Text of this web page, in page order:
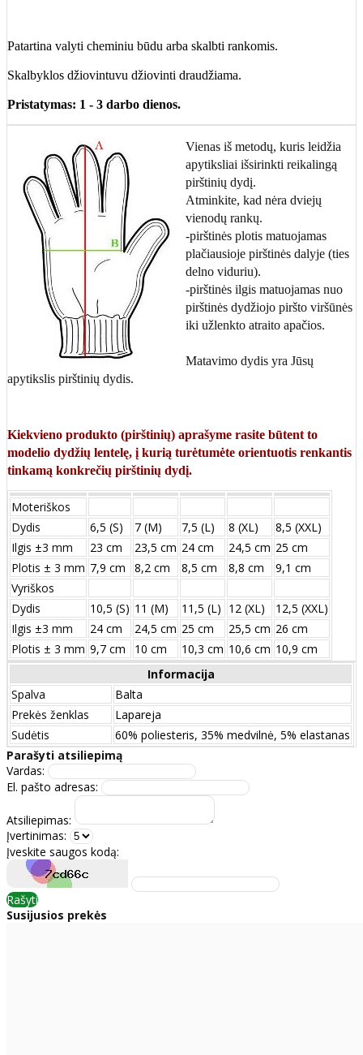
Patartina valyti cheminiu būdu arba skalbti rankomis.
Skalbyklos džiovintuvu džiovinti draudžiama.
Pristatymas: 1 - 3 darbo dienos.
Vienas iš metodų, kuris leidžia
apytiksliai išsirinkti reikalingą
pirštinių dydį.
Atminkite, kad nėra dviejų
vienodų rankų.
-pirštinės plotis matuojamas
plačiausioje pirštinės dalyje (ties
delno viduriu).
-pirštinės ilgis matuojamas nuo
pirštinės dydžiojo piršto viršūnės
iki užlenkto atraito apačios.
Matavimo dydis yra Jūsų
apytikslis pirštinių dydis.
Kiekvieno produkto (pirštinių) aprašyme rasite būtent to
modelio dydžių lentelę, į kurią turėtumėte orientuotis renkantis
tinkamą konkrečių pirštinių dydį.
Moteriškos
Dydis
6,5 (S) 7 (M) 7,5 (L) 8 (XL)
8,5 (XXL)
Ilgis ±3 mm
23 cm 23,5 cm 24 cm 24,5 cm 25 cm
Plotis ± 3 mm 7,9 cm 8,2 cm 8,5 cm 8,8 cm
9,1 cm
Vyriškos
Dydis
10,5 (S) 11 (M) 11,5 (L) 12 (XL)
12,5 (XXL)
Ilgis ±3 mm
24 сm 24,5 сm 25 сm 25,5 сm 26 сm
Plotis ± 3 mm 9,7 сm 10 сm 10,3 сm 10,6 сm 10,9 сm
Informacija
Spalva
Balta
Prekės ženklas
Lapareja
Sudėtis
60% poliesteris, 35% medvilnė, 5% elastanas
Parašyti atsiliepimą
Vardas:
El. pašto adresas:
Atsiliepimas:
Įvertinimas:
Įveskite saugos kodą:
Rašyti
Susijusios prekės